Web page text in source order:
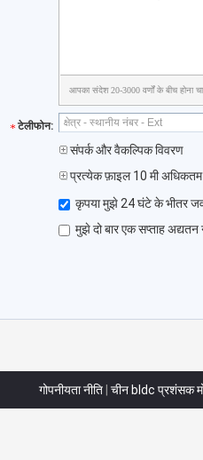
आपका संदेश 20-3000 वर्णों के बीच होना
टेलीफोन:
संपर्क और वैकल्पिक विवरण
प्रत्येक फ़ाइल 10 मी
कृपया मुझे 24 घंटे के भीतर
मुझे दो बार एक सप्ताह
गोपनीयता नीति चीन bldc प्रशंसक